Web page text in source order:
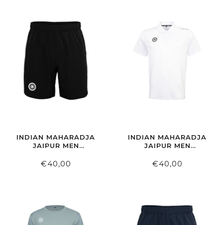
INDIAN MAHARADJA
JAIPUR MEN
SHORT BLACK
€40,00
INDIAN MAHARADJA
JAIPUR MEN
WHITE
€40,00